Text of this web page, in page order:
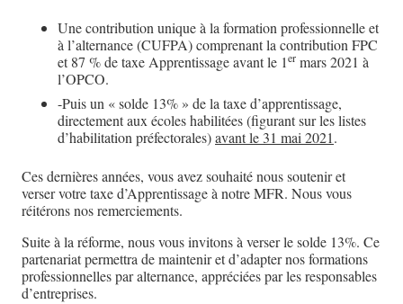
Une contribution unique à la formation professionnelle et
à l’alternance (CUFPA) comprenant la contribution FPC
et 87 % de taxe Apprentissage avant le 1er mars 2021 à
l’OPCO.
-Puis un « solde 13% » de la taxe d’apprentissage,
directement aux écoles habilitées (figurant sur les listes
d’habilitation préfectorales)avant le 31 mai 2021.
Ces dernières années, vous avez souhaité nous soutenir et
verser votre taxe d’Apprentissage à notre MFR. Nous vous
réitérons nos remerciements.
Suite à la réforme, nous vous invitons à verser le solde 13%. Ce
partenariat permettra de maintenir et d’adapter nos formations
professionnelles par alternance, appréciées par les responsables
d’entreprises.